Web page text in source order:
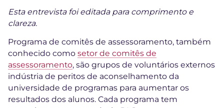
Esta entrevista foi editada para comprimento e
clareza.
Programa de comitês de assessoramento, também
conhecido como setor de comitês de
assessoramento, são grupos de voluntários externos
indústria de peritos de aconselhamento da
universidade de programas para aumentar os
resultados dos alunos. Cada programa tem